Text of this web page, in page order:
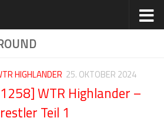
HIGHLANDER 25. OKTOBER 2024
WTR Highlander –
Teil 1